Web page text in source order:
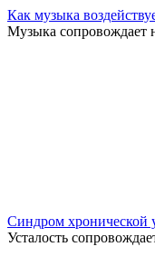
Как музыка
Музыка сопровождает
Синдром хронической
Усталость